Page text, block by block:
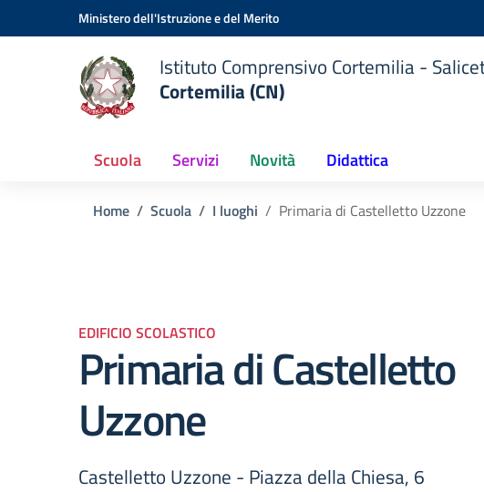
Vai ai contenuti
Vai al menu di navigazioneMinistero dell'Istruzione e del Merito
Istituto Comprensivo Cortemilia -
Cortemilia (CN)
Scuola Servizi Novità Didattica
Home Scuola I luoghi Primaria di Castelletto Uzzone
EDIFICIO SCOLASTICO
Primaria di Castelletto
Uzzone
Castelletto Uzzone - Piazza della Chiesa, 6